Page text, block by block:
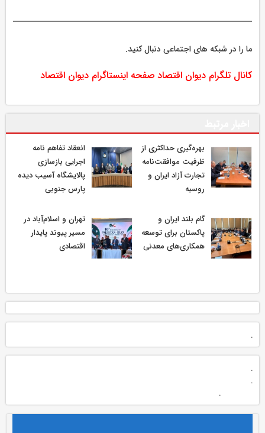
ما را در شبکه های اجتماعی دنبال کنید.
کانال تلگرام دیوان اقتصاد صفحه اینستاگرام دیوان اقتصاد
بهره‌گیری حداکثری از
ظرفیت موافقت‌نامه
تجارت آزاد ایران و
روسیه
انعقاد تفاهم نامه
اجرایی بازسازی
پالایشگاه آسیب دیده
پارس جنوبی
گام بلند ایران و
پاکستان برای توسعه
همکاری‌های معدنی
تهران و اسلام‌آباد در
مسیر پیوند پایدار
اقتصادی
.
.
.
.